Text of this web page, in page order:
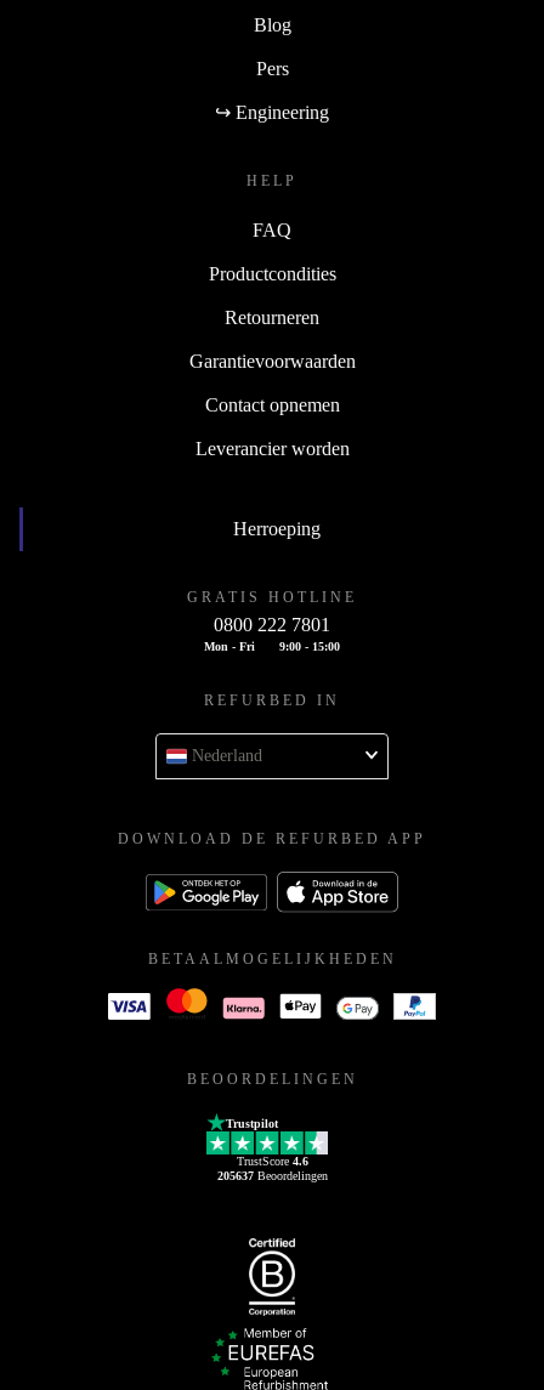
Blog
Pers
↪ Engineering
HELP
FAQ
Productcondities
Retourneren
Garantievoorwaarden
Contact opnemen
Leverancier worden
Herroeping
GRATIS HOTLINE
0800 222 7801
Mon - Fri 9:00 - 15:00
REFURBED IN
Nederland
DOWNLOAD DE REFURBED APP
BETAALMOGELIJKHEDEN
BEOORDELINGEN
Trustpilot
TrustScore 4.6
205637Beoordelingen